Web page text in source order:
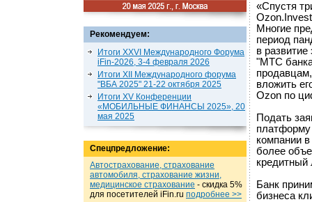
Рекомендуем:
Итоги XXVI Международного Форума
iFin-2026, 3-4 февраля 2026
Итоги XII Международного форума
"ВБА 2025" 21-22 октября 2025
Итоги XV Конференции
«МОБИЛЬНЫЕ ФИНАНСЫ 2025», 20
мая 2025
Спецпредложение:
Автострахование, страхование
автомобиля, страхование жизни,
медицинское страхование - cкидка 5%
для посетителей iFin.ru подробнеe >>
«Спустя
Многие
период
в развитие
"МТС
вложить
Ozon по
Подать
платформу
компании
более
кредитный
Банк
бизнеса